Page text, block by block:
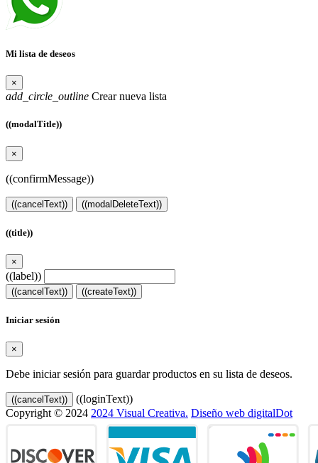
Mi lista de deseos
×
add_circle_outline Crear nueva lista
((modalTitle))
×
((confirmMessage))
((cancelText)) ((modalDeleteText))
((title))
×
((label))
((cancelText)) ((createText))
Iniciar sesión
×
Debe iniciar sesión para guardar productos en su lista de deseos.
((cancelText))
((loginText))
Copyright © 2024 2024 Visual Creativa. Diseño web digitalDot